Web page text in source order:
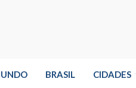
BRASIL CIDADES